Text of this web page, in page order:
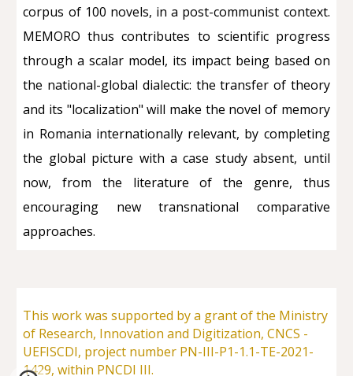
corpus of 100 novels, in a post-communist context.
MEMORO thus contributes to scientific progress
through a scalar model, its impact being based on
the national-global dialectic: the transfer of theory
and its "localization" will make the novel of memory
in Romania internationally relevant, by completing
the global picture with a case study absent, until
now, from the literature of the genre, thus
encouraging new transnational comparative
approaches.
This work was supported by a grant of the Ministry
of Research, Innovation and Digitization, CNCS -
UEFISCDI, project number PN-III-P1-1.1-TE-2021-
1429, within PNCDI III.